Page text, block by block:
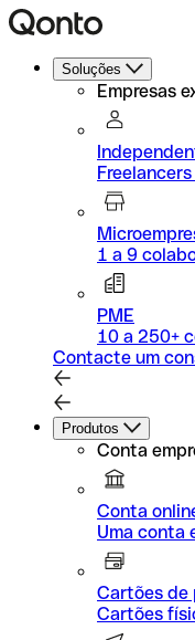
Soluções
Empresas
Freelancers
1 a 9
PME
10 a 250+
Contacte um
Produtos
Conta
Conta
Uma conta
Cartões de
Cartões